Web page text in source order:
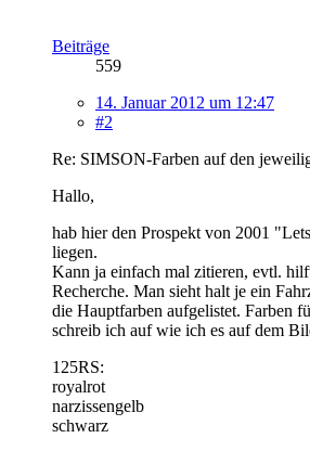
Beiträge
559
14. Januar 2012 um 12:47
#2
Re: SIMSON-Farben auf den
Hallo,
hab hier den Prospekt von 2001
liegen.
Kann ja einfach mal zitieren, evtl.
Recherche. Man sieht halt je ein
die Hauptfarben aufgelistet. Farben
schreib ich auf wie ich es auf dem
125RS:
royalrot
narzissengelb
schwarz